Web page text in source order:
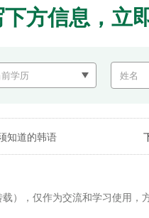
方信息，立
知道的韩语
），仅作为交流和学习使用